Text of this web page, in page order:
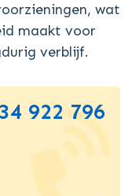
wat
maakt voor
verblijf.
922 796